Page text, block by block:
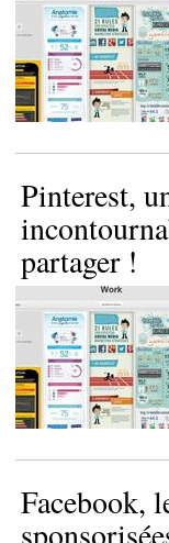
Pinterest,
partager !
Facebook,